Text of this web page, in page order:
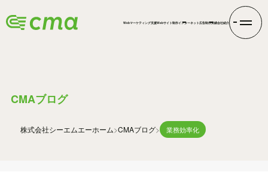
Webマーケティング支援Webサイト制作インターネット広告制作実績会社紹介
CMAブログ
株式会社シーエムエーホーム CMAブログ 業務効率化